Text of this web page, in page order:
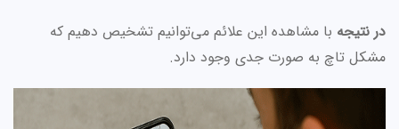
در نتیجه با مشاهده این علائم می‌توانیم تشخیص دهیم که
مشکل تاچ به صورت جدی وجود دارد.